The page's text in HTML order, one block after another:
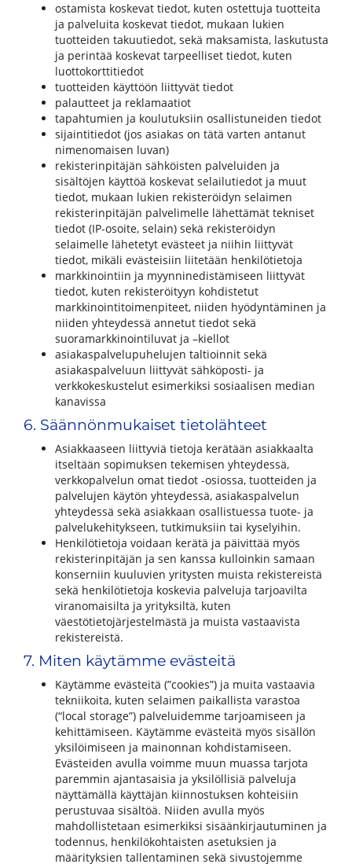
ostamista koskevat tiedot, kuten ostettuja tuotteita
ja palveluita koskevat tiedot, mukaan lukien
tuotteiden takuutiedot, sekä maksamista, laskutusta
ja perintää koskevat tarpeelliset tiedot, kuten
luottokorttitiedot
tuotteiden käyttöön liittyvät tiedot
palautteet ja reklamaatiot
tapahtumien ja koulutuksiin osallistuneiden tiedot
sijaintitiedot (jos asiakas on tätä varten antanut
nimenomaisen luvan)
rekisterinpitäjän sähköisten palveluiden ja
sisältöjen käyttöä koskevat selailutiedot ja muut
tiedot, mukaan lukien rekisteröidyn selaimen
rekisterinpitäjän palvelimelle lähettämät tekniset
tiedot (IP-osoite, selain) sekä rekisteröidyn
selaimelle lähetetyt evästeet ja niihin liittyvät
tiedot, mikäli evästeisiin liitetään henkilötietoja
markkinointiin ja myynninedistämiseen liittyvät
tiedot, kuten rekisteröityyn kohdistetut
markkinointitoimenpiteet, niiden hyödyntäminen ja
niiden yhteydessä annetut tiedot sekä
suoramarkkinointiluvat ja –kiellot
asiakaspalvelupuhelujen taltioinnit sekä
asiakaspalveluun liittyvät sähköposti- ja
verkkokeskustelut esimerkiksi sosiaalisen median
kanavissa
6. Säännönmukaiset tietolähteet
Asiakkaaseen liittyviä tietoja kerätään asiakkaalta
itseltään sopimuksen tekemisen yhteydessä,
verkkopalvelun omat tiedot -osiossa, tuotteiden ja
palvelujen käytön yhteydessä, asiakaspalvelun
yhteydessä sekä asiakkaan osallistuessa tuote- ja
palvelukehitykseen, tutkimuksiin tai kyselyihin.
Henkilötietoja voidaan kerätä ja päivittää myös
rekisterinpitäjän ja sen kanssa kulloinkin samaan
konserniin kuuluvien yritysten muista rekistereistä
sekä henkilötietoja koskevia palveluja tarjoavilta
viranomaisilta ja yrityksiltä, kuten
väestötietojärjestelmästä ja muista vastaavista
rekistereistä.
7. Miten käytämme evästeitä
Käytämme evästeitä (”cookies”) ja muita vastaavia
tekniikoita, kuten selaimen paikallista varastoa
(“local storage”) palveluidemme tarjoamiseen ja
kehittämiseen. Käytämme evästeitä myös sisällön
yksilöimiseen ja mainonnan kohdistamiseen.
Evästeiden avulla voimme muun muassa tarjota
paremmin ajantasaisia ja yksilöllisiä palveluja
näyttämällä käyttäjän kiinnostuksen kohteisiin
perustuvaa sisältöä. Niiden avulla myös
mahdollistetaan esimerkiksi sisäänkirjautuminen ja
todennus, henkilökohtaisten asetuksien ja
määrityksien tallentaminen sekä sivustojemme